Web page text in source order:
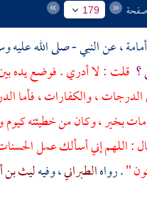
صفحة 179
، عن النبي - صلى الله عليه
؟ قلت : لا أدري . فوضع يده
، والكفارات ، فأما
، وكان من خطيئته كيوم
: اللهم إني أسألك عمل
". رواهالطبراني، وفيهليث بن